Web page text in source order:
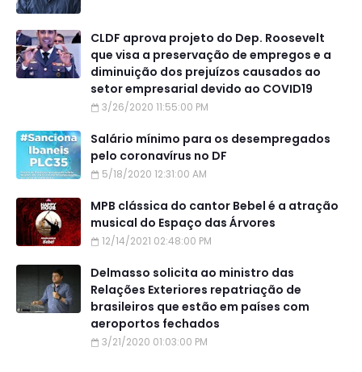
CLDF aprova projeto do Dep. Roosevelt
que visa a preservação de empregos e a
diminuição dos prejuízos causados ao
setor empresarial devido ao COVID19
3/26/2020 11:55:00 PM
Salário mínimo para os desempregados
pelo coronavírus no DF
5/18/2020 12:31:00 AM
MPB clássica do cantor Bebel é a atração
musical do Espaço das Árvores
12/14/2021 02:48:00 PM
Delmasso solicita ao ministro das
Relações Exteriores repatriação de
brasileiros que estão em países com
aeroportos fechados
3/21/2020 01:03:00 PM